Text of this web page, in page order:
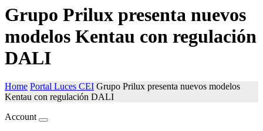
Grupo Prilux presenta nuevos
modelos Kentau con regulación
DALI
Home Portal Luces CEI Grupo Prilux presenta nuevos modelos
Kentau con regulación DALI
Account